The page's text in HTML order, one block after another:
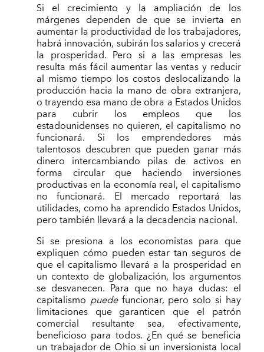
Si el crecimiento y la ampliación de los
márgenes dependen de que se invierta en
aumentar la productividad de los trabajadores,
habrá innovación, subirán los salarios y crecerá
la prosperidad. Pero si a las empresas les
resulta más fácil aumentar las ventas y reducir
al mismo tiempo los costos deslocalizando la
producción hacia la mano de obra extranjera,
o trayendo esa mano de obra a Estados Unidos
para cubrir los empleos que los
estadounidenses no quieren, el capitalismo no
funcionará. Si los emprendedores más
talentosos descubren que pueden ganar más
dinero intercambiando pilas de activos en
forma circular que haciendo inversiones
productivas en la economía real, el capitalismo
no funcionará. El mercado reportará las
utilidades, como ha aprendido Estados Unidos,
pero también llevará a la decadencia nacional.
Si se presiona a los economistas para que
expliquen cómo pueden estar tan seguros de
que el capitalismo llevará a la prosperidad en
un contexto de globalización, los argumentos
se desvanecen. Para que no haya dudas: el
capitalismo puedefuncionar, pero solo si hay
limitaciones que garanticen que el patrón
comercial resultante sea, efectivamente,
beneficioso para todos. ¿En qué se beneficia
un trabajador de Ohio si un inversionista local